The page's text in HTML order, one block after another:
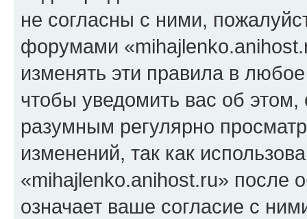
не согласны с ними,
форумами
изменять эти правила в
чтобы уведомить вас об
разумным регулярно
изменений, так как
«mihajlenko.anihost.ru» после
означает ваше согласие с